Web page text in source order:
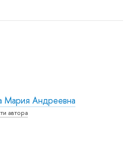
Мария Андреевна
автора